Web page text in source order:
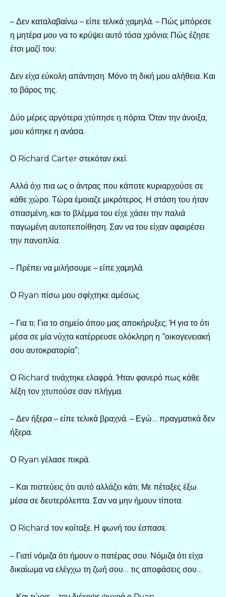
– Δεν καταλαβαίνω – είπε τελικά χαμηλά. – Πώς μπόρεσε
η μητέρα μου να το κρύψει αυτό τόσα χρόνια; Πώς έζησε
έτσι μαζί του;
Δεν είχα εύκολη απάντηση. Μόνο τη δική μου αλήθεια. Και
το βάρος της.
Δύο μέρες αργότερα χτύπησε η πόρτα. Όταν την άνοιξα,
μου κόπηκε η ανάσα.
Ο Richard Carter στεκόταν εκεί.
Αλλά όχι πια ως ο άντρας που κάποτε κυριαρχούσε σε
κάθε χώρο. Τώρα έμοιαζε μικρότερος. Η στάση του ήταν
σπασμένη, και το βλέμμα του είχε χάσει την παλιά
παγωμένη αυτοπεποίθηση. Σαν να του είχαν αφαιρέσει
την πανοπλία.
– Πρέπει να μιλήσουμε – είπε χαμηλά.
Ο Ryan πίσω μου σφίχτηκε αμέσως.
– Για τι; Για το σημείο όπου μας αποκήρυξες; Ή για το ότι
μέσα σε μία νύχτα κατέρρευσε ολόκληρη η “οικογενειακή
σου αυτοκρατορία”;
Ο Richard τινάχτηκε ελαφρά. Ήταν φανερό πως κάθε
λέξη τον χτυπούσε σαν πλήγμα.
– Δεν ήξερα – είπε τελικά βραχνά. – Εγώ… πραγματικά δεν
ήξερα.
Ο Ryan γέλασε πικρά.
– Και πιστεύεις ότι αυτό αλλάζει κάτι; Με πέταξες έξω
μέσα σε δευτερόλεπτα. Σαν να μην ήμουν τίποτα.
Ο Richard τον κοίταξε. Η φωνή του έσπασε.
– Γιατί νόμιζα ότι ήμουν ο πατέρας σου. Νόμιζα ότι είχα
δικαίωμα να ελέγχω τη ζωή σου… τις αποφάσεις σου…